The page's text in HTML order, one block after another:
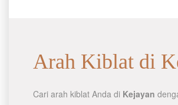
Arah Kiblat di
Cari arah kiblat Anda di Kejayan